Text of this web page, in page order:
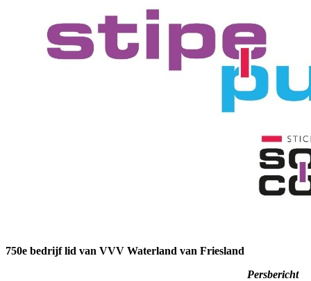
750e bedrijf lid van VVV Waterland van Friesland
Persbericht